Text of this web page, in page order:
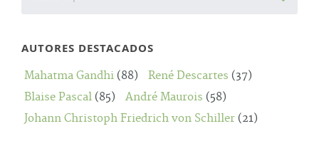
AUTORES DESTACADOS
Mahatma Gandhi (88) René Descartes (37)
Blaise Pascal (85) André Maurois (58)
Johann Christoph Friedrich von Schiller (21)